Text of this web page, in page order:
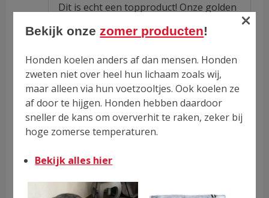
Dit is echt een topproduct! Onze golden
en dat gebeurd nu niet meer! prachtige
Dit blijf ik hem geven! Zou het iedereen
aanraden. Bodhi at nog al eens poep
heb het hem niet meer zien doen.
Margreet van Walsum–11
terrier heeft nogal snel last van
Bekijk onze zomer producten!
Honden koelen anders af dan mensen. Honden
zweten niet over heel hun lichaam zoals wij,
maar alleen via hun voetzooltjes. Ook koelen ze
af door te hijgen. Honden hebben daardoor
sneller de kans om oververhit te raken, zeker bij
hoge zomerse temperaturen.
Bekijk alles hier
×